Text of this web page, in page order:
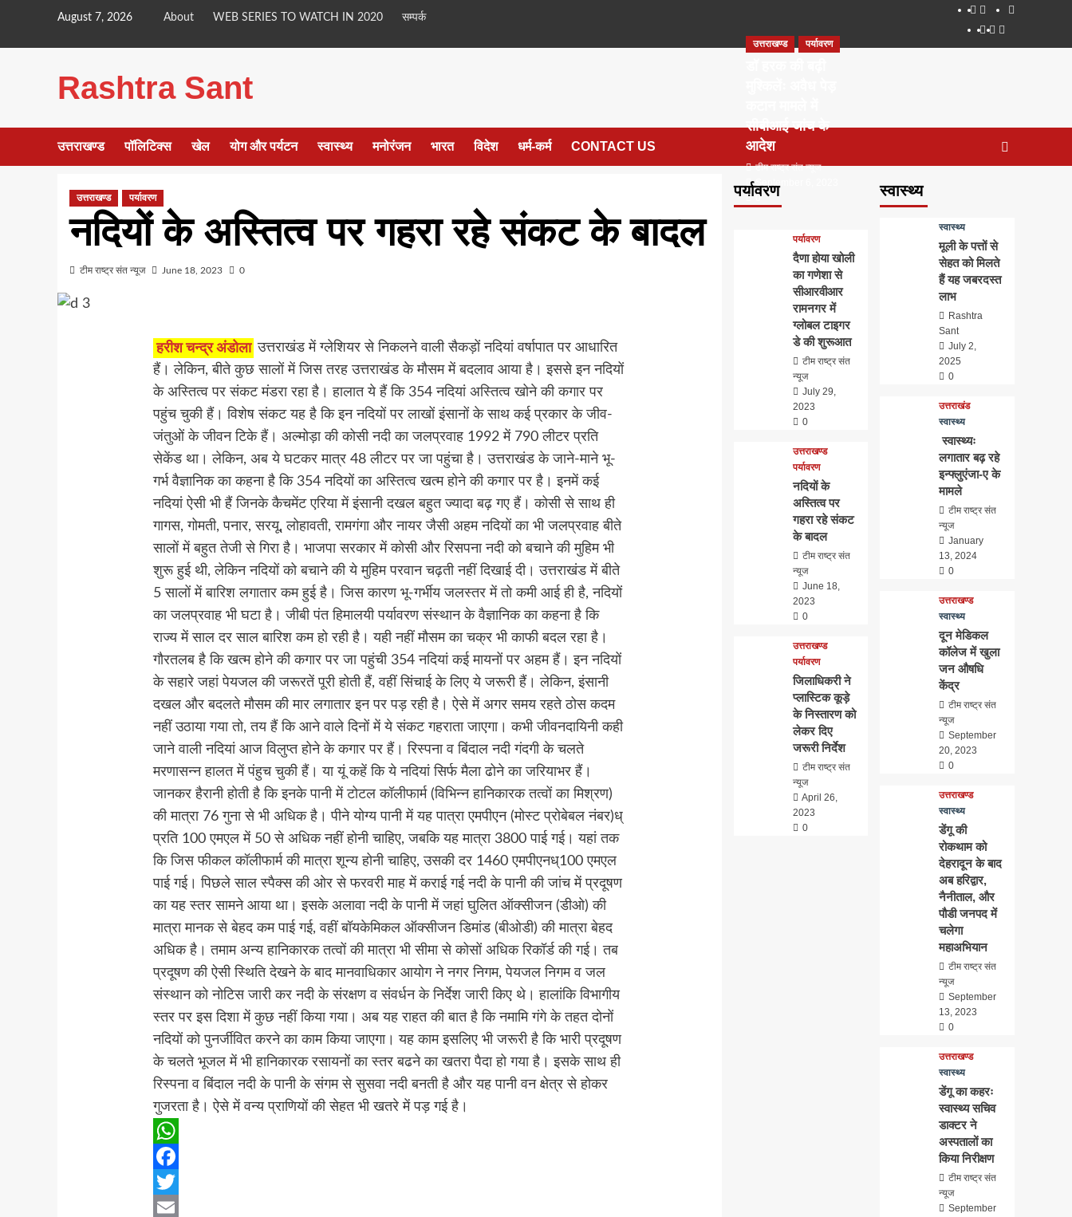
content
August 7, 2026 About WEB SERIES TO WATCH IN 2020 सम्पर्क
About
WEB
SERIES
Dehradun
Smart
Life
in
Places
to
सम्पर्क
Rashtra Sant
उत्तराखण्ड पॉलिटिक्स खेल योग और पर्यटन स्वास्थ्य मनोरंजन भारत विदेश धर्म-कर्म CONTACT US
उत्तराखण्ड पर्यावरण
नदियों के अस्तित्व पर गहरा रहे संकट के बादल
टीम राष्ट्र संत न्यूज June 18, 2023 0
हरीश चन्द्र अंडोला उत्तराखंड में ग्लेशियर से निकलने वाली सैकड़ों नदियां वर्षापात पर आधारित
हैं। लेकिन, बीते कुछ सालों में जिस तरह उत्तराखंड के मौसम में बदलाव आया है। इससे इन नदियों
के अस्तित्व पर संकट मंडरा रहा है। हालात ये हैं कि 354 नदियां अस्तित्व खोने की कगार पर
पहुंच चुकी हैं। विशेष संकट यह है कि इन नदियों पर लाखों इंसानों के साथ कई प्रकार के जीव-
जंतुओं के जीवन टिके हैं। अल्मोड़ा की कोसी नदी का जलप्रवाह 1992 में 790 लीटर प्रति
सेकेंड था। लेकिन, अब ये घटकर मात्र 48 लीटर पर जा पहुंचा है। उत्तराखंड के जाने-माने भू-
गर्भ वैज्ञानिक का कहना है कि 354 नदियों का अस्तित्व खत्म होने की कगार पर है। इनमें कई
नदियां ऐसी भी हैं जिनके कैचमेंट एरिया में इंसानी दखल बहुत ज्यादा बढ़ गए हैं। कोसी से साथ ही
गागस, गोमती, पनार, सरयू, लोहावती, रामगंगा और नायर जैसी अहम नदियों का भी जलप्रवाह बीते
सालों में बहुत तेजी से गिरा है। भाजपा सरकार में कोसी और रिसपना नदी को बचाने की मुहिम भी
शुरू हुई थी, लेकिन नदियों को बचाने की ये मुहिम परवान चढ़ती नहीं दिखाई दी। उत्तराखंड में बीते
5 सालों में बारिश लगातार कम हुई है। जिस कारण भू-गर्भीय जलस्तर में तो कमी आई ही है, नदियों
का जलप्रवाह भी घटा है। जीबी पंत हिमालयी पर्यावरण संस्थान के वैज्ञानिक का कहना है कि
राज्य में साल दर साल बारिश कम हो रही है। यही नहीं मौसम का चक्र भी काफी बदल रहा है।
गौरतलब है कि खत्म होने की कगार पर जा पहुंची 354 नदियां कई मायनों पर अहम हैं। इन नदियों
के सहारे जहां पेयजल की जरूरतें पूरी होती हैं, वहीं सिंचाई के लिए ये जरूरी हैं। लेकिन, इंसानी
दखल और बदलते मौसम की मार लगातार इन पर पड़ रही है। ऐसे में अगर समय रहते ठोस कदम
नहीं उठाया गया तो, तय हैं कि आने वाले दिनों में ये संकट गहराता जाएगा। कभी जीवनदायिनी कही
जाने वाली नदियां आज विलुप्त होने के कगार पर हैं। रिस्पना व बिंदाल नदी गंदगी के चलते
मरणासन्न हालत में पंहुच चुकी हैं। या यूं कहें कि ये नदियां सिर्फ मैला ढोने का जरियाभर हैं।
जानकर हैरानी होती है कि इनके पानी में टोटल कॉलीफार्म (विभिन्न हानिकारक तत्वों का मिश्रण)
की मात्रा 76 गुना से भी अधिक है। पीने योग्य पानी में यह पात्रा एमपीएन (मोस्ट प्रोबेबल नंबर)ध्
प्रति 100 एमएल में 50 से अधिक नहीं होनी चाहिए, जबकि यह मात्रा 3800 पाई गई। यहां तक
कि जिस फीकल कॉलीफार्म की मात्रा शून्य होनी चाहिए, उसकी दर 1460 एमपीएनध्100 एमएल
पाई गई। पिछले साल स्पैक्स की ओर से फरवरी माह में कराई गई नदी के पानी की जांच में प्रदूषण
का यह स्तर सामने आया था। इसके अलावा नदी के पानी में जहां घुलित ऑक्सीजन (डीओ) की
मात्रा मानक से बेहद कम पाई गई, वहीं बॉयकेमिकल ऑक्सीजन डिमांड (बीओडी) की मात्रा बेहद
अधिक है। तमाम अन्य हानिकारक तत्वों की मात्रा भी सीमा से कोसों अधिक रिकॉर्ड की गई। तब
प्रदूषण की ऐसी स्थिति देखने के बाद मानवाधिकार आयोग ने नगर निगम, पेयजल निगम व जल
संस्थान को नोटिस जारी कर नदी के संरक्षण व संवर्धन के निर्देश जारी किए थे। हालांकि विभागीय
स्तर पर इस दिशा में कुछ नहीं किया गया। अब यह राहत की बात है कि नमामि गंगे के तहत दोनों
नदियों को पुनर्जीवित करने का काम किया जाएगा। यह काम इसलिए भी जरूरी है कि भारी प्रदूषण
के चलते भूजल में भी हानिकारक रसायनों का स्तर बढने का खतरा पैदा हो गया है। इसके साथ ही
रिस्पना व बिंदाल नदी के पानी के संगम से सुसवा नदी बनती है और यह पानी वन क्षेत्र से होकर
गुजरता है। ऐसे में वन्य प्राणियों की सेहत भी खतरे में पड़ गई है।
WhatsApp
Facebook
Twitter
पर्यावरण
उत्तराखण्ड पर्यावरण
सीबीआई जांच के
आदेश
टीम राष्ट्र संत न्यूज
September 6, 2023
0
पर्यावरण
दैणा होया खोली
का गणेशा से
सीआरवीआर
रामनगर में
ग्लोबल टाइगर
डे की शुरूआत
टीम राष्ट्र संत
न्यूज
July 29,
2023
0
उत्तराखण्ड
पर्यावरण
नदियों के
अस्तित्व पर
गहरा रहे संकट
के बादल
टीम राष्ट्र संत
न्यूज
June 18,
2023
0
उत्तराखण्ड
पर्यावरण
जिलाधिकरी ने
प्लास्टिक कूड़े
के निस्तारण को
लेकर दिए
जरूरी निर्देश
टीम राष्ट्र संत
न्यूज
April 26,
2023
0
स्वास्थ्य
स्वास्थ्य
मूली के पत्तों से
सेहत को मिलते
हैं यह जबरदस्त
लाभ
Rashtra
Sant
July 2,
2025
0
उत्तराखंड
स्वास्थ्य
स्वास्थ्यः
लगातार बढ़ रहे
इन्फ्लुएंजा-ए के
मामले
टीम राष्ट्र संत
न्यूज
January
13, 2024
0
उत्तराखण्ड
स्वास्थ्य
दून मेडिकल
कॉलेज में खुला
जन औषधि
केंद्र
टीम राष्ट्र संत
न्यूज
September
20, 2023
0
उत्तराखण्ड
स्वास्थ्य
डेंगू की
रोकथाम को
देहरादून के बाद
अब हरिद्वार,
नैनीताल, और
पौडी जनपद में
चलेगा
महाअभियान
टीम राष्ट्र संत
न्यूज
September
13, 2023
0
उत्तराखण्ड
स्वास्थ्य
डेंगू का कहरः
स्वास्थ्य सचिव
डाक्टर ने
अस्पतालों का
किया निरीक्षण
टीम राष्ट्र संत
न्यूज
September